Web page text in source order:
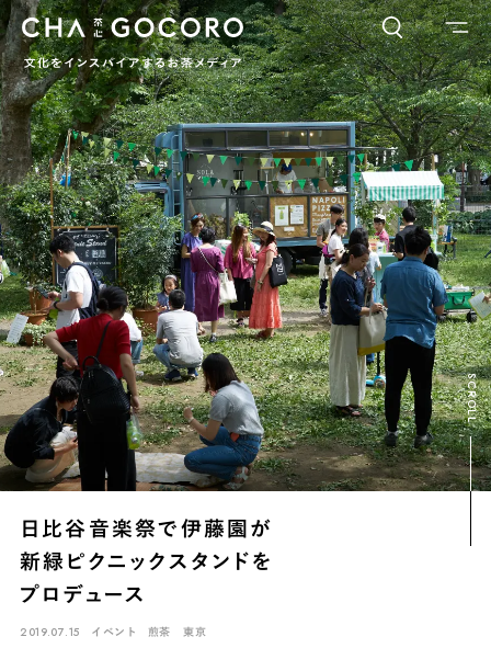
ワードでさがす
カテゴリでさがす
INTERVIEW CHAGOCORO TALK イベント 日本茶、再発見
茶と器 茶と食 茶のつくり手たち Ocha SURU? Lab.
PAUSE & INSPIRE ファーストプレイスで、お茶を COLUMN
COLOURS BY CHAGOCORO
お茶でさがす
ブレンドティー 釜炒り茶 番茶
ハーブティー 白葉茶
白茶 烏龍茶 ミルクティー
日比谷音楽祭で伊藤園が
新緑ピクニックスタンドを
プロデュース
2019.07.15 イベント 煎茶 東京
SCROLL